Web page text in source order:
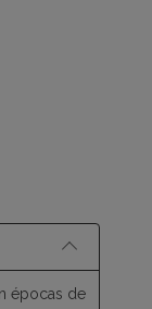
épocas de